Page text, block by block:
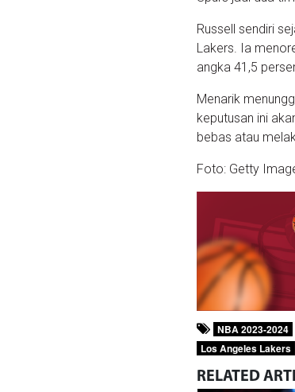
Russell sendiri
Lakers. Ia
angka 41,5
Menarik
keputusan ini
bebas atau
Foto: Getty
NBA 2023-2024
Los Angeles Lakers
RELATED